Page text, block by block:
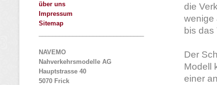
über uns
Impressum
Sitemap
NAVEMO
Nahverkehrsmodelle AG
Hauptstrasse 40
5070 Frick
die
wenige
bis
Der
Modell
einer